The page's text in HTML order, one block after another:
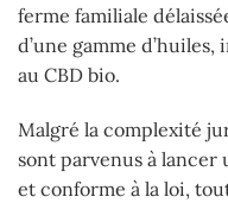
ferme familiale
d’une gamme
au CBD bio.
Malgré la complexité
sont parvenus à
et conforme à la loi,